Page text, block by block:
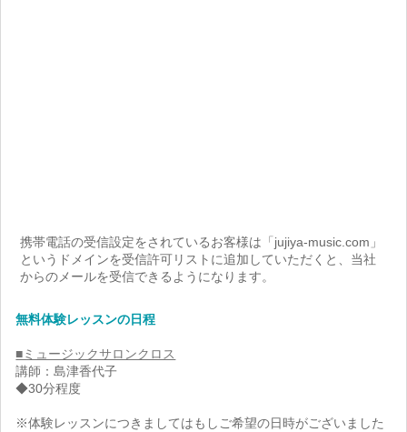
携帯電話の受信設定をされているお客様は「jujiya-music.com」
というドメインを受信許可リストに追加していただくと、当社
からのメールを受信できるようになります。
無料体験レッスンの日程
■ミュージックサロンクロス
講師：島津香代子
◆30分程度
※体験レッスンにつきましてはもしご希望の日時がございました